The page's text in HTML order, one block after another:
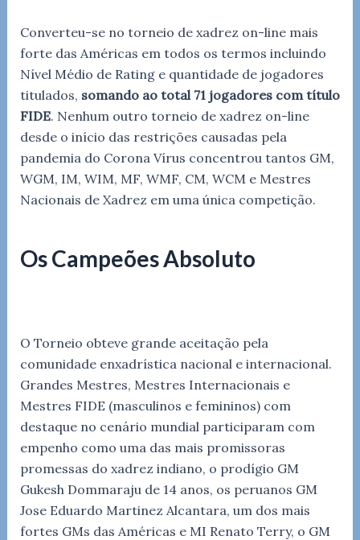
Converteu-se no torneio de xadrez on-line mais
forte das Américas em todos os termos incluindo
Nível Médio de Rating e quantidade de jogadores
titulados, somando ao total 71 jogadores com título
FIDE. Nenhum outro torneio de xadrez on-line
desde o início das restrições causadas pela
pandemia do Corona Vírus concentrou tantos GM,
WGM, IM, WIM, MF, WMF, CM, WCM e Mestres
Nacionais de Xadrez em uma única competição.
Os Campeões Absoluto
O Torneio obteve grande aceitação pela
comunidade enxadrística nacional e internacional.
Grandes Mestres, Mestres Internacionais e
Mestres FIDE (masculinos e femininos) com
destaque no cenário mundial participaram com
empenho como uma das mais promissoras
promessas do xadrez indiano, o prodígio GM
Gukesh Dommaraju de 14 anos, os peruanos GM
Jose Eduardo Martinez Alcantara, um dos mais
fortes GMs das Américas e MI Renato Terry, o GM